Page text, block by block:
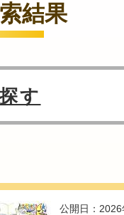
結果
す
公開日：